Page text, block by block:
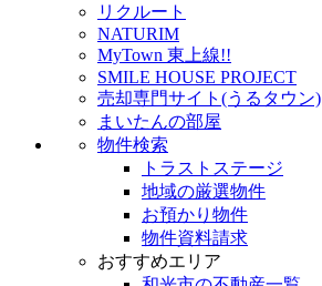
リクルート
NATURIM
MyTown 東上線!!
SMILE HOUSE PROJECT
売却専門サイト(うるタウン)
まいたんの部屋
物件検索
トラストステージ
地域の厳選物件
お預かり物件
物件資料請求
おすすめエリア